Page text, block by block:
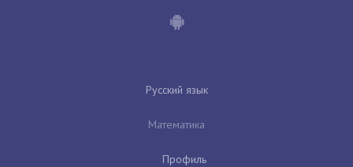
Русский язык
Математика
Профиль